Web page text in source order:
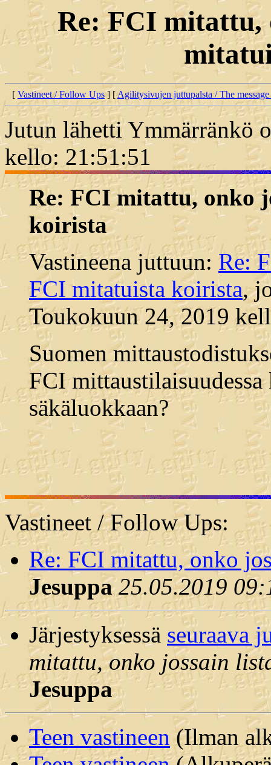
Re: FCI mitattu,
[ Vastineet / Follow Ups] [Agilitysivujen juttupalsta / The
Jutun lähetti Ymmärränkö
kello: 21:51:51
Re: FCI mitattu, onko
koirista
Vastineena juttuun: Re:
FCI mitatuista koirista,
Toukokuun 24, 2019
Suomen
FCI
säkäluokkaan?
Vastineet / Follow Ups:
Re: FCI mitattu, onko
Jesuppa 25.05.2019
Järjestyksessä seuraava
mitattu, onko jossain
Jesuppa
Teen vastineen (Ilman